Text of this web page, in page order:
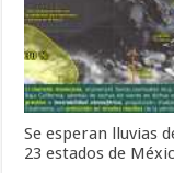
Se esperan lluvias
23 estados de